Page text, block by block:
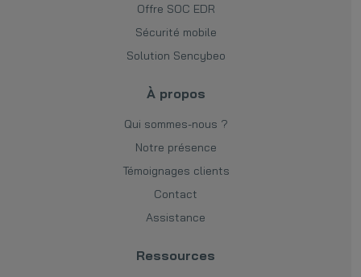
Offre SOC EDR
Sécurité mobile
Solution Sencybeo
À propos
Qui sommes-nous ?
Notre présence
Témoignages clients
Contact
Assistance
Ressources